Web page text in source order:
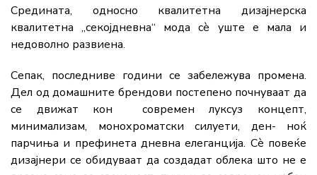
Средината, односно квалитетна дизајнерска
квалитетна „секојдневна“ мода сè уште е мала и
недоволно развиена.
Сепак, последниве години се забележува промена.
Дел од домашните брендови постепено почнуваат да
се движат кон современ луксуз концепт,
минимализам, монохроматски силуети, ден- ноќ
парчиња и префинета дневна елеганција. Сè повеќе
дизајнери се обидуваат да создадат облека што не е